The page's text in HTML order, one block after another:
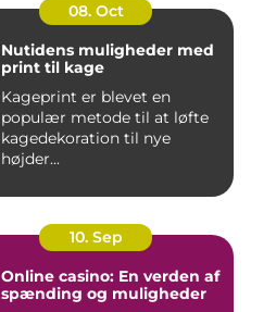
08. Oct
Nutidens muligheder med
print til kage
Kageprint er blevet en
populær metode til at løfte
kagedekoration til nye
højder...
10. Sep
Online casino: En verden af
spænding og muligheder